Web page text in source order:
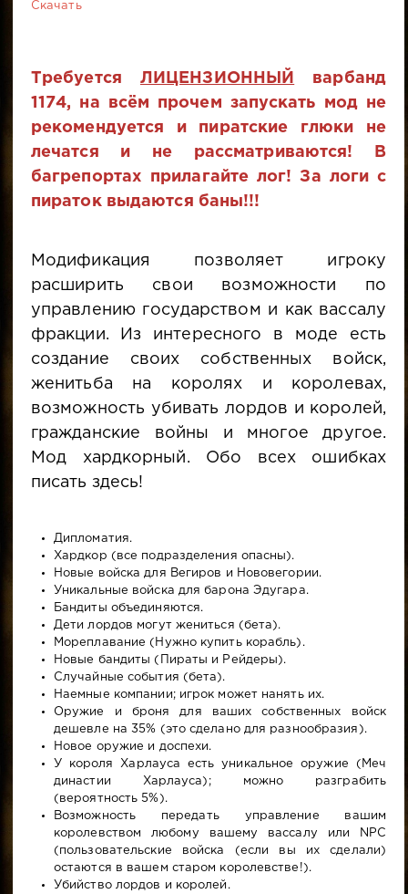
Скачать
Требуется ЛИЦЕНЗИОННЫЙ
варбанд
1174, на всём прочем запускать мод не
рекомендуется и пиратские глюки не
лечатся и не рассматриваются! В
багрепортах прилагайте лог! За логи с
пираток выдаются баны!!!
Модификация позволяет игроку
расширить свои возможности по
управлению государством и как вассалу
фракции. Из интересного в моде есть
создание своих собственных войск,
женитьба на королях и королевах,
возможность убивать лордов и королей,
гражданские войны и многое другое.
Мод хардкорный. Обо всех ошибках
писать здесь!
Дипломатия.
Хардкор (все подразделения опасны).
Новые войска для Вегиров и Нововегории.
Уникальные войска для барона Эдугара.
Бандиты объединяются.
Дети лордов могут жениться (бета).
Мореплавание (Нужно купить корабль).
Новые бандиты (Пираты и Рейдеры).
Случайные события (бета).
Наемные компании; игрок может нанять их.
Оружие и броня для ваших собственных войск
дешевле на 35% (это сделано для разнообразия).
Новое оружие и доспехи.
У короля Харлауса есть уникальное оружие (Меч
династии Харлауса); можно разграбить
(вероятность 5%).
Возможность передать управление вашим
королевством любому вашему вассалу или NPC
(пользовательские войска (если вы их сделали)
остаются в вашем старом королевстве!).
Убийство лордов и королей.